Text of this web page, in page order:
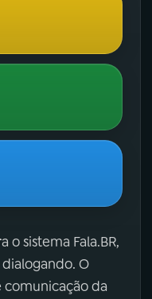
o sistema Fala.BR,
dialogando. O
comunicação da